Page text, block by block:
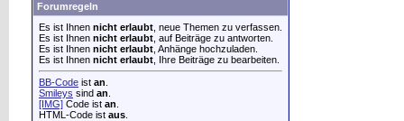
Forumregeln
Es ist Ihnen nicht erlaubt , neue Themen zu verfassen.
Es ist Ihnen nicht erlaubt , auf Beiträge zu antworten.
Es ist Ihnen nicht erlaubt , Anhänge hochzuladen.
Es ist Ihnen nicht erlaubt , Ihre Beiträge zu bearbeiten.
BB-Code ist an
Smileys sind an
[IMG] Code ist an
HTML-Code ist aus